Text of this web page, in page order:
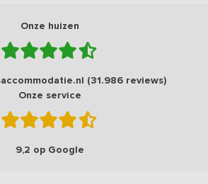
Onze huizen
(31.986 reviews)
Onze service
9,2 op Google